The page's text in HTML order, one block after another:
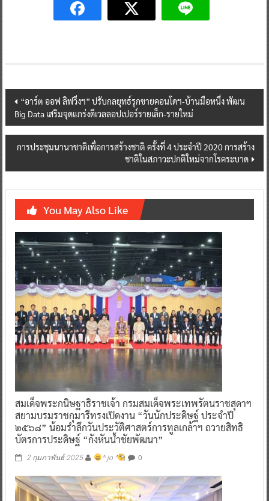
Post
navigation
“อาร์ต ออฟ ลิฟวิ่งฯ” ปรับกลยุทธ์รุกขายคอนโดฯ-บ้านมือหนึ่ง พัฒน
Big Data เสริมจุดแกร่งดีเวลลอปเปอร์รายเล็ก-รายใหม่
การประชุมนานาชาติเพื่อการสร้างชาติ ครั้งที่ 4 ประจำปี 2020 การสร้าง
ชาติในสภาวะปกติใหม่จากโรคระบาด
You May Also Like
สมเด็จพระกนิษฐาธิราชเจ้า กรมสมเด็จพระเทพรัตนราชสุดาฯ
สยามบรมราชกุมารีทรงเปิดงาน “วันนักประดิษฐ์ ประจำปี
๒๕๖๘” น้อมรำลึกวันประวัติศาสตร์การทูลเกล้าฯ ถวายสิทธิ
บัตรการประดิษฐ์ “กังหันน้ำชัยพัฒนา”
2 กุมภาพันธ์ 2025 ^ jo ^ 0